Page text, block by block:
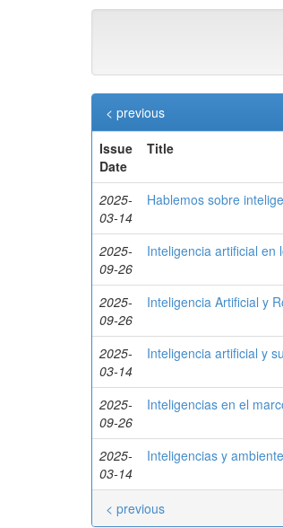
< previous
Issue
Date
Title
2025-
03-14
Hablemos sobre
2025-
09-26
Inteligencia artificial en
2025-
09-26
Inteligencia Artificial y
2025-
03-14
Inteligencia artificial y
2025-
09-26
Inteligencias en el
2025-
03-14
Inteligencias y
< previous